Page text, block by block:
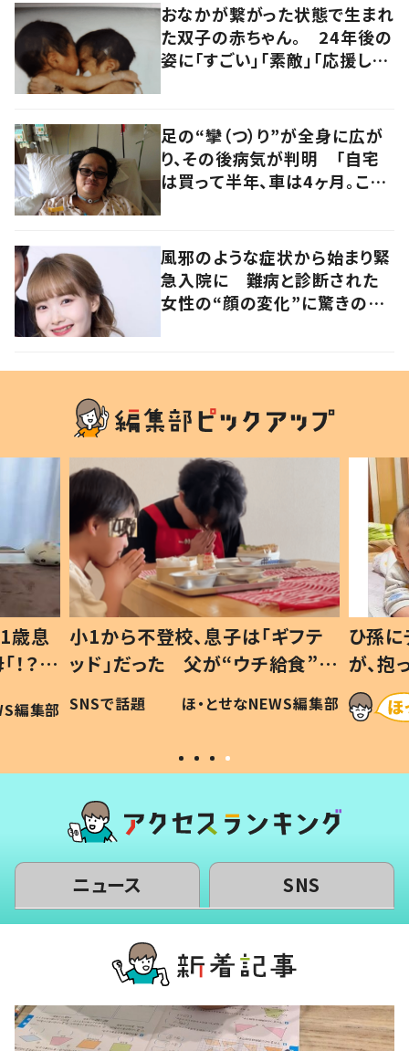
おなかが繋がった状態で生まれ
た双子の赤ちゃん。 24年後の
姿に「すごい」「素敵」「応援して
足の“攣（つ）り”が全身に広が
り、その後病気が判明 「自宅
は買って半年、車は4ヶ月。この
聞いた
風邪のような症状から始まり緊
急入院に 難病と診断された
女性の“顔の変化”に驚きの
歳息
？」
編集部
小1から不登校、息子は「ギフテ
ッド」だった 父が“ウチ給食”を
作り続ける理由とは #令和の親
#令和の子
SNSで話題 ほ・とせなNEWS編集部
ひ孫
が、
「涙が
い」
ニュース SNS